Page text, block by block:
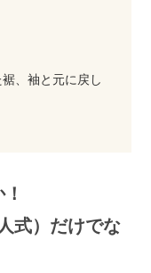
、袖と元に戻し
式）だけでな